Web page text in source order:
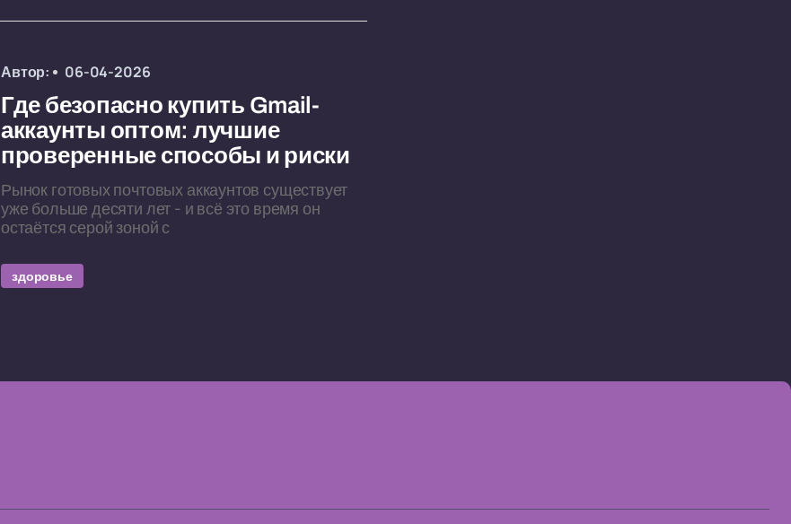
Автор: 06-04-2026
Где безопасно купить Gmail-
аккаунты оптом: лучшие
проверенные способы и риски
Рынок готовых почтовых аккаунтов существует
уже больше десяти лет - и всё это время он
остаётся серой зоной с
здоровье